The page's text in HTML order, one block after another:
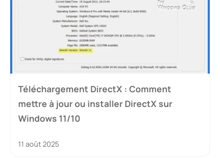
Téléchargement DirectX : Comment
mettre à jour ou installer DirectX sur
Windows 11/10
11 août 2025